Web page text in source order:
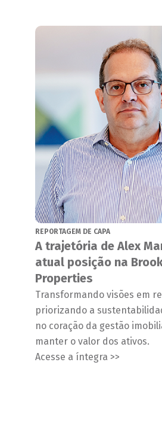
REPORTAGEM DE CAPA
A trajetória de Alex
atual posição na
Properties
Transformando visões em
priorizando a
no coração da gestão
manter o valor dos ativos.
Acesse a íntegra >>